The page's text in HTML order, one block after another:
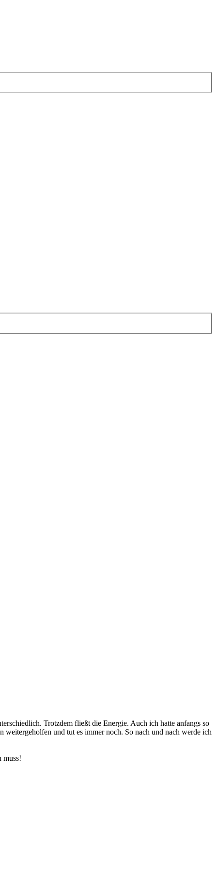
Trotzdem fließt die Energie. Auch ich hatte anfangs so
weitergeholfen und tut es immer noch. So nach und nach werde ich
muss!